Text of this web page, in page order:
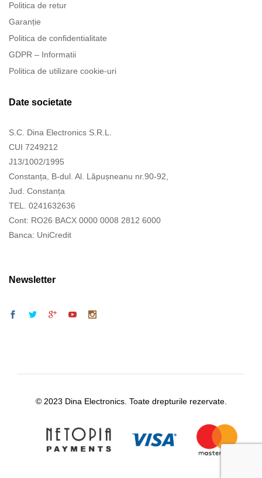
Politica de retur
Garanție
Politica de confidentialitate
GDPR – Informatii
Politica de utilizare cookie-uri
Date societate
S.C. Dina Electronics S.R.L.
CUI 7249212
J13/1002/1995
Constanța, B-dul. Al. Lăpușneanu nr.90-92,
Jud. Constanța
TEL. 0241632636
Cont: RO26 BACX 0000 0008 2812 6000
Banca: UniCredit
Newsletter
© 2023 Dina Electronics. Toate drepturile rezervate.